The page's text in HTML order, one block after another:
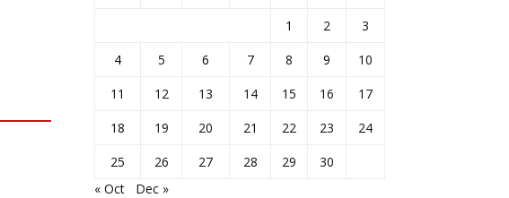
1 2
3
4
5 6 7 8 9
10
11
12 13 14 15 16
17
18
19 20 21 22 23
24
25
26 27 28 29
30
« Oct
Dec »